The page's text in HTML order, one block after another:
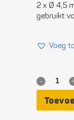
2 x Ø 4,5
gebruikt
Voeg
Leioog
voor